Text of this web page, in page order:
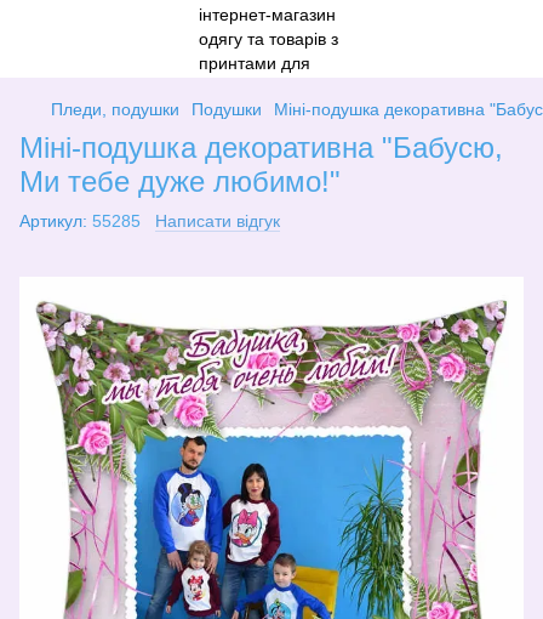
Пледи, подушки Подушки Міні-подушка декоративна
Міні-подушка декоративна "Бабусю,
Ми тебе дуже любимо!"
Артикул: 55285 Написати відгук